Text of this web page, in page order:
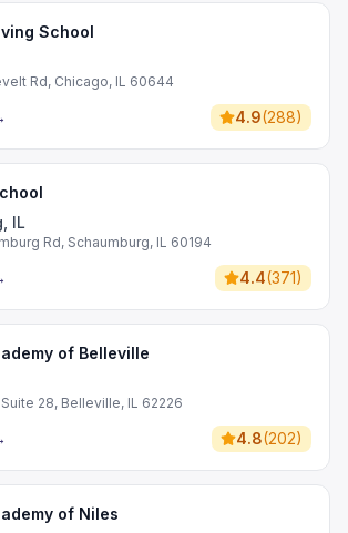
School
Rd, Chicago, IL 60644
4.9(288)
IL
Rd, Schaumburg, IL 60194
4.4(371)
of Belleville
28, Belleville, IL 62226
4.8(202)
of Niles